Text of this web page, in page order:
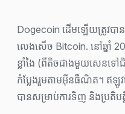
Dogecoin ដើមឡើយត្រូវបាន
លេងសើច Bitcoin. នៅឆ្នាំ
ខ្លាំងៃ (ពីតិចជាងមួយសេនទៅ
កំប្លែងរួមតាមអ៊ីនធឺណិត។ ឥឡូវ
បានសម្រាប់ការទិញ និងប្រតិបត្